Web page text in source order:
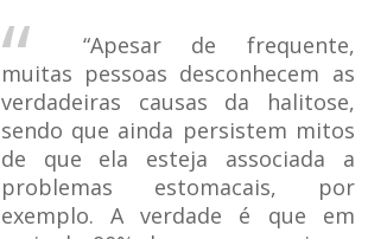
“Apesar de frequente,
muitas pessoas desconhecem as
verdadeiras causas da halitose,
sendo que ainda persistem mitos
de que ela esteja associada a
problemas estomacais, por
exemplo. A verdade é que em